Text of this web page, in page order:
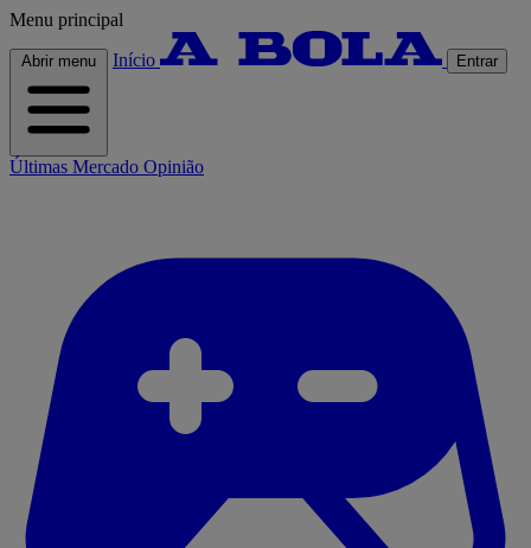
Menu principal
Abrir menu Início Entrar
Últimas Mercado Opinião